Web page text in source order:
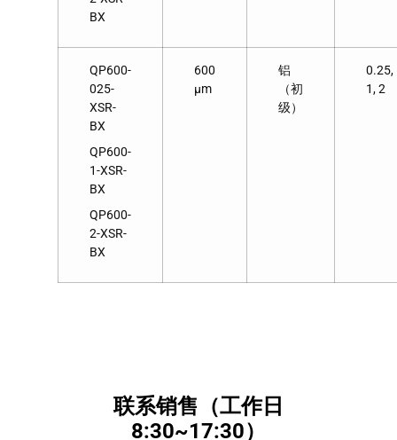
BX
QP600-
025-
XSR-
BX
QP600-
1-XSR-
BX
QP600-
2-XSR-
BX
600
μm
铝
（初
级）
0.25,
1, 2
联系销售（工作日
8:30~17:30）